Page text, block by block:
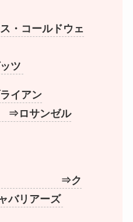
・コールドウェ
ツ
イアン
ンゼル
ク
バリアーズ